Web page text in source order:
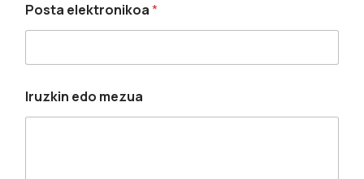
Posta elektronikoa*
Iruzkin edo mezua